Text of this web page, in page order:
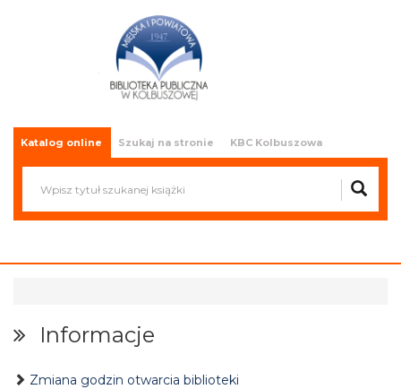
Miejska i Powiatowa Biblioteka
Publiczna w Kolbuszowej
Katalog online Szukaj na stronie KBC Kolbuszowa
Informacje
Zmiana godzin otwarcia biblioteki